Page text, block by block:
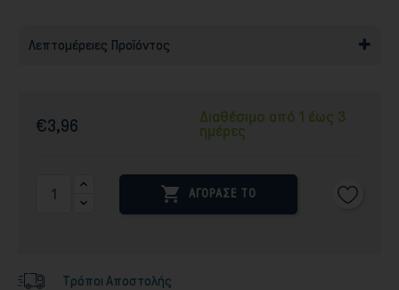
Λεπτομέρειες Προϊόντος
€3,96
Διαθέσιμο από 1 έως 3
ημέρες
 ΑΓΟΡΑΣΕ ΤΟ
Τρόποι Αποστολής